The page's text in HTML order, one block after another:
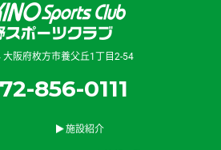
大阪府枚方市養父丘1丁目2-54
856-0111
施設紹介